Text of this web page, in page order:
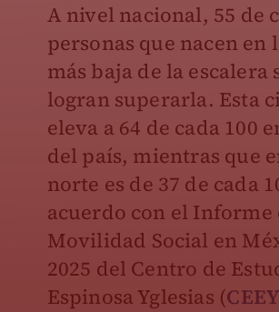
A nivel nacional, 55 de
personas que nacen en
más baja de la escalera
logran superarla. Esta
eleva a 64 de cada 100
del país, mientras que
norte es de 37 de cada
acuerdo con el Informe
Movilidad Social en
2025 del Centro de
Espinosa Yglesias (CEEY